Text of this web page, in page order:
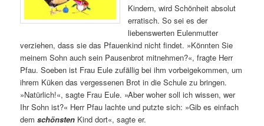
Kindern, wird Schönheit absolut
erratisch. So sei es der
liebenswerten Eulenmutter
verziehen, dass sie das Pfauenkind nicht findet. »Könnten Sie
meinem Sohn auch sein Pausenbrot mitnehmen?«, fragte Herr
Pfau. Soeben ist Frau Eule zufällig bei ihm vorbeigekommen, um
ihrem Küken das vergessenen Brot in die Schule zu bringen.
»Natürlich!«, sagte Frau Eule. »Aber woher soll ich wissen, wer
Ihr Sohn ist?« Herr Pfau lachte und putzte sich: »Gib es einfach
demschönsten Kind dort«, sagte er.